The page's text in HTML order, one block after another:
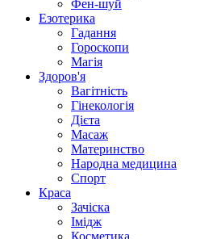
Фен-шуй
Езотерика
Гадання
Гороскопи
Магія
Здоров'я
Вагітність
Гінекологія
Дієта
Масаж
Материнство
Народна медицина
Спорт
Краса
Зачіска
Імідж
Косметика